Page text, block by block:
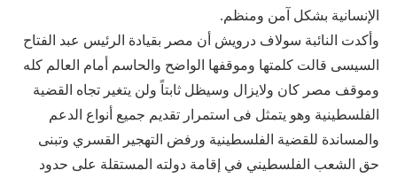
الإنسانية بشكل آمن ومنظم.
وأكدت النائبة سولاف درويش أن مصر بقيادة الرئيس عبد الفتاح
السيسى قالت كلمتها وموقفها الواضح والحاسم أمام العالم كله
وموقف مصر كان ولايزال وسيظل ثابتاً ولن يتغير تجاه القضية
الفلسطينية وهو يتمثل فى استمرار تقديم جميع أنواع الدعم
والمساندة للقضية الفلسطينية ورفض التهجير القسري وتبنى
حق الشعب الفلسطيني في إقامة دولته المستقلة على حدود